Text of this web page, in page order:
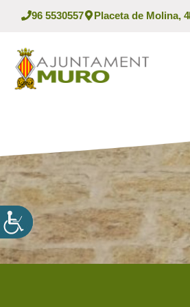
96 5530557 Placeta de Molina, 4